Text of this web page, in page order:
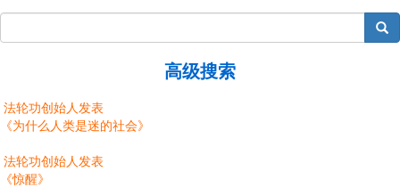
搜索
高级搜索
法轮功创始人发表
《为什么人类是迷的社会》
法轮功创始人发表
《惊醒》